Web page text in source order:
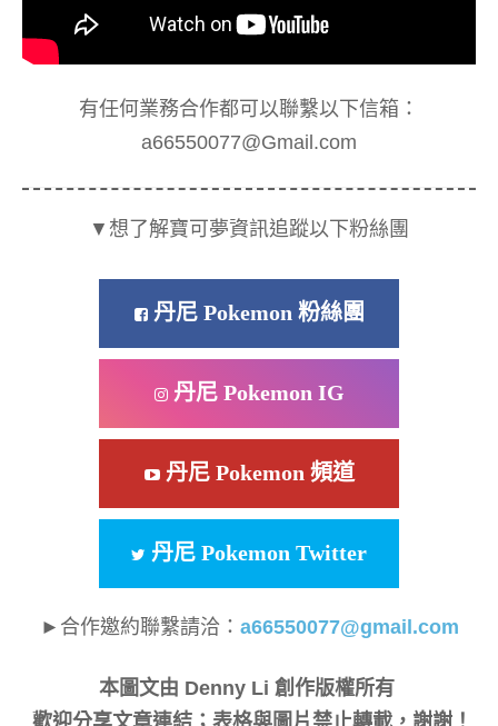
有任何業務合作都可以聯繫以下信箱：
a66550077@Gmail.com
▼想了解寶可夢資訊追蹤以下粉絲團
丹尼 Pokemon 粉絲團
丹尼 Pokemon IG
丹尼 Pokemon 頻道
丹尼 Pokemon Twitter
►合作邀約聯繫請洽： a66550077@gmail.com
本圖文由 Denny Li 創作版權所有
歡迎分享文章連結；表格與圖片禁止轉載，謝謝！